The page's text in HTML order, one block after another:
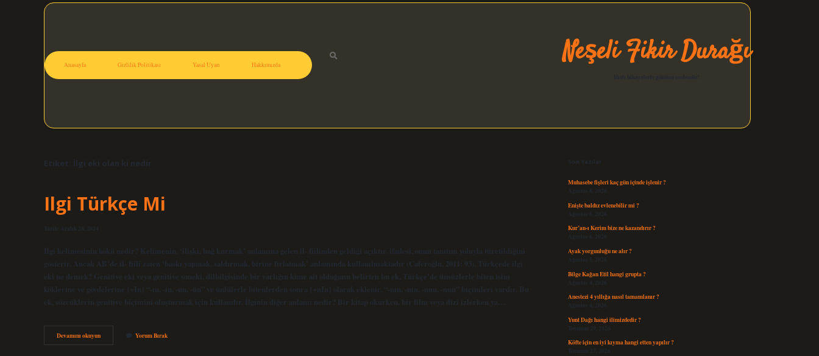
Anasayfa Gizlilik Politikası Yasal Uyarı Hakkımızda Neşeli Fikir Durağı
Etiket: İlgi eki olan ki nedir
Ilgi Türkçe Mi
Tarih: Aralık 28, 2024
İlgi kelimesinin kökü nedir? Kelimenin, ‘ilişki, bağ kurmak’ anlamına gelen il- fiilinden geldiği açıktır. ifadesi, onun tanıtım yoluyla türetildiğini
gösterir. Ancak AB’de il- fiili zaten ‘baskı yapmak, saldırmak, birine fırlatmak’ anlamında kullanılmaktadır (Caferoğlu, 2011: 93). Türkçede ilgi
eki ne demek? Genitive eki veya genitive soneki, dilbilgisinde bir varlığın kime ait olduğunu belirten bu ek, Türkçe’de ünsüzlerle biten isim
köklerine ve gövdelerine {+In} “-ın, -in, -un, -ün” ve ünlülerle bitenlerden sonra {+nIn} olarak eklenir. “-nın, -nin, -nun, -nun” biçimleri vardır. Bu
ek, sözcüklerin genitive biçimini oluşturmak için kullanılır. İlginin diğer anlamı nedir? Bir kitap okurken, bir film veya dizi izlerken ya…
Devamını okuyunIlgi
Türkçe
Yorum Bırak
Son Yazılar
Muhasebe fişleri kaç gün içinde işlenir ?
Ağustos 8, 2026
Enişte baldız evlenebilir mi ?
Ağustos 6, 2026
Kur’an-ı Kerim bize ne kazandırır ?
Ağustos 6, 2026
Ayak yorgunluğu ne alır ?
Ağustos 5, 2026
Bilge Kağan Etil hangi grupta ?
Ağustos 4, 2026
Anestezi 4 yıllığa nasıl tamamlanır ?
Ağustos 4, 2026
Yunt Dağı hangi ilimizdedir ?
Temmuz 29, 2026
Köfte için en iyi kıyma hangi etten yapılır ?
Temmuz 27, 2026